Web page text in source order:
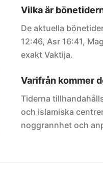
Vilka är
De aktuella
12:46, Asr 16:41,
exakt Vaktija.
Varifrån kommer
Tiderna
och islamiska
noggrannhet och